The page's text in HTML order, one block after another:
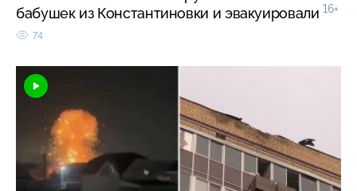
бабушек из Константиновки и эвакуировали 16+
74